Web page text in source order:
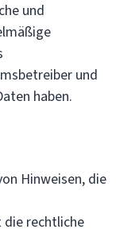
und
und
haben.
Hinweisen, die
die rechtliche